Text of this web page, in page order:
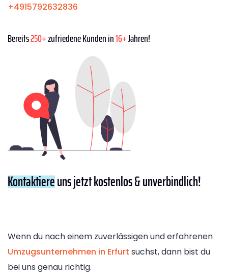
+4915792632836
Bereits250+zufriedene Kunden in16+Jahren!
Kontaktiereuns jetzt kostenlos & unverbindlich!
Wenn du nach einem zuverlässigen und erfahrenen
Umzugsunternehmen in Erfurt suchst, dann bist du
bei uns genau richtig.